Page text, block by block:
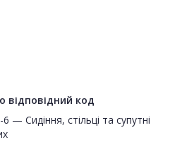
відповідний код
— Сидіння, стільці та супутні